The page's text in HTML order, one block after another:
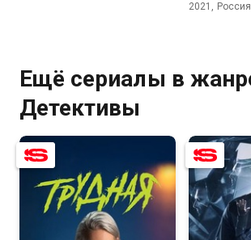
2021,
Ещё сериалы в
Детективы